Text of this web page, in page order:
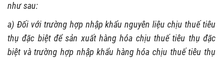
như sau:
a) Đối với trường hợp nhập khẩu nguyên liệu chịu thuế tiêu
thụ đặc biệt để sản xuất hàng hóa chịu thuế tiêu thụ đặc
biệt và trường hợp nhập khẩu hàng hóa chịu thuế tiêu thụ